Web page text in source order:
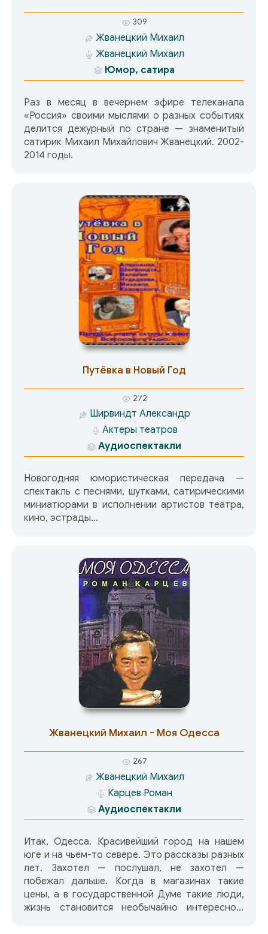
309
Жванецкий Михаил
Жванецкий Михаил
Юмор, сатира
Раз в месяц в вечернем эфире телеканала
«Россия» своими мыслями о разных событиях
делится дежурный по стране — знаменитый
сатирик Михаил Михайлович Жванецкий. 2002-
2014 годы.
Путёвка в Новый Год
272
Ширвиндт Александр
Актеры театров
Аудиоспектакли
Новогодняя юмористическая передача —
спектакль с песнями, шутками, сатирическими
миниатюрами в исполнении артистов театра,
кино, эстрады…
Жванецкий Михаил - Моя Одесса
267
Жванецкий Михаил
Карцев Роман
Аудиоспектакли
Итак, Одесса. Красивейший город на нашем
юге и на чьем-то севере. Это рассказы разных
лет. Захотел — послушал, не захотел —
побежал дальше. Когда в магазинах такие
цены, а в государственной Думе такие люди,
жизнь становится необычайно интересной!